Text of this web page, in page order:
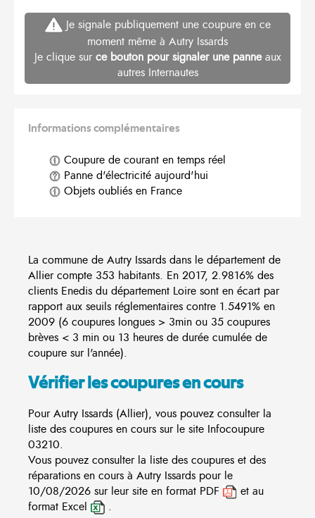
Je signale publiquement une coupure en ce
moment même à Autry Issards
Je clique sur ce bouton pour signaler une panneaux
autres Internautes
Informations complémentaires
Coupure de courant en temps réel
Panne d'électricité aujourd'hui
Objets oubliés en France
La commune de Autry Issards dans le département de
Allier compte 353 habitants. En 2017, 2.9816% des
clients Enedis du département Loire sont en écart par
rapport aux seuils réglementaires contre 1.5491% en
2009 (6 coupures longues > 3min ou 35 coupures
brèves < 3 min ou 13 heures de durée cumulée de
coupure sur l'année).
Vérifier les coupures en cours
Pour Autry Issards (Allier), vous pouvez consulter la
liste des coupures en cours sur le site Infocoupure
03210.
Vous pouvez consulter la liste des coupures et des
réparations en cours à Autry Issards pour le
10/08/2026 sur leur site en format PDF
et au
format Excel
.